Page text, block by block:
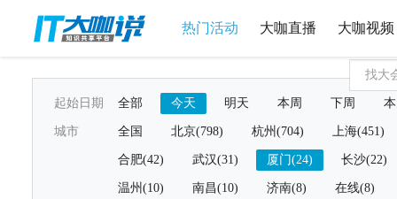
热门活动 大咖直播 大咖视频
起始日期 全部 今天 明天 本周 下周
城市 全国 北京(798) 杭州(704) 上海(451)
合肥(42) 武汉(31) 厦门(24) 长沙(22)
温州(10) 南昌(10) 济南(8) 在线(8)